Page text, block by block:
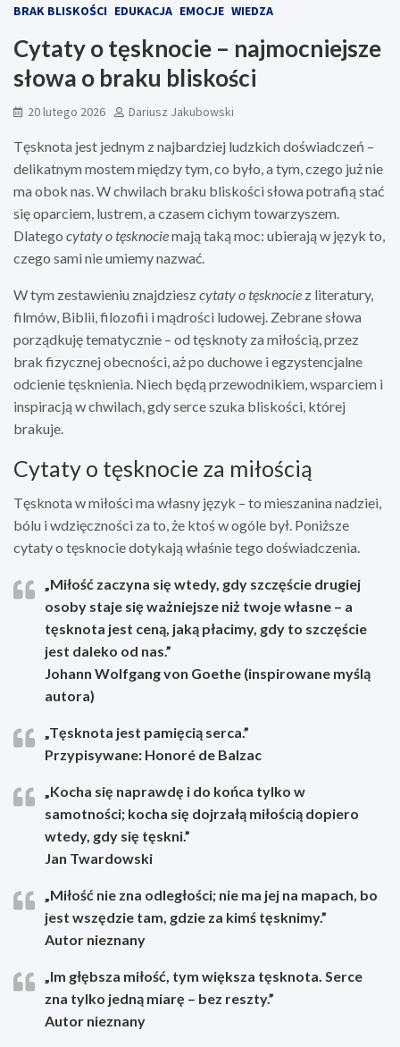
BRAK BLISKOŚCI EDUKACJA EMOCJE WIEDZA
Cytaty o tęsknocie – najmocniejsze
słowa o braku bliskości
20 lutego 2026 Dariusz Jakubowski
Tęsknota jest jednym z najbardziej ludzkich doświadczeń –
delikatnym mostem między tym, co było, a tym, czego już nie
ma obok nas. W chwilach braku bliskości słowa potrafią stać
się oparciem, lustrem, a czasem cichym towarzyszem.
Dlatego cytaty o tęsknociemają taką moc: ubierają w język to,
czego sami nie umiemy nazwać.
W tym zestawieniu znajdzieszcytaty o tęsknocie z literatury,
filmów, Biblii, filozofii i mądrości ludowej. Zebrane słowa
porządkuję tematycznie – od tęsknoty za miłością, przez
brak fizycznej obecności, aż po duchowe i egzystencjalne
odcienie tęsknienia. Niech będą przewodnikiem, wsparciem i
inspiracją w chwilach, gdy serce szuka bliskości, której
brakuje.
Cytaty o tęsknocie za miłością
Tęsknota w miłości ma własny język – to mieszanina nadziei,
bólu i wdzięczności za to, że ktoś w ogóle był. Poniższe
cytaty o tęsknocie dotykają właśnie tego doświadczenia.
„Miłość zaczyna się wtedy, gdy szczęście drugiej
osoby staje się ważniejsze niż twoje własne – a
tęsknota jest ceną, jaką płacimy, gdy to szczęście
jest daleko od nas.”
Johann Wolfgang von Goethe (inspirowane myślą
autora)
„Tęsknota jest pamięcią serca.”
Przypisywane: Honoré de Balzac
„Kocha się naprawdę i do końca tylko w
samotności; kocha się dojrzałą miłością dopiero
wtedy, gdy się tęskni.”
Jan Twardowski
„Miłość nie zna odległości; nie ma jej na mapach, bo
jest wszędzie tam, gdzie za kimś tęsknimy.”
Autor nieznany
„Im głębsza miłość, tym większa tęsknota. Serce
zna tylko jedną miarę – bez reszty.”
Autor nieznany